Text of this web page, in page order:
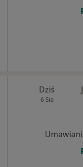
Dziś
6 Sie